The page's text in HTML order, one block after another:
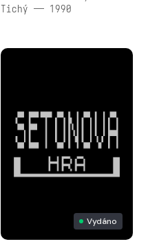
Tichý — 1990
Vydáno